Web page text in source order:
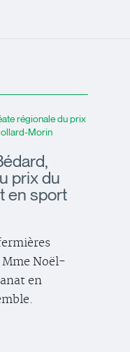
prix du
en sport
Mme Noël-
en